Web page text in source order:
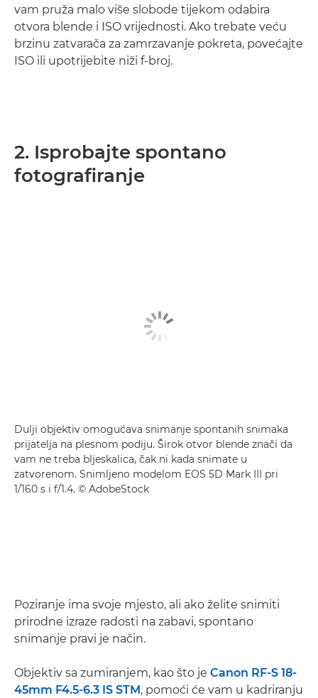
vam pruža malo više slobode tijekom odabira
otvora blende i ISO vrijednosti. Ako trebate veću
brzinu zatvarača za zamrzavanje pokreta, povećajte
ISO ili upotrijebite niži f-broj.
2. Isprobajte spontano
fotografiranje
Dulji objektiv omogućava snimanje spontanih snimaka
prijatelja na plesnom podiju. Širok otvor blende znači da
vam ne treba bljeskalica, čak ni kada snimate u
zatvorenom. Snimljeno modelom EOS 5D Mark III pri
1/160 s i f/1.4. © AdobeStock
Poziranje ima svoje mjesto, ali ako želite snimiti
prirodne izraze radosti na zabavi, spontano
snimanje pravi je način.
Objektiv sa zumiranjem, kao što je Canon RF-S 18-
45mm F4.5-6.3 IS STM, pomoći će vam u kadriranju